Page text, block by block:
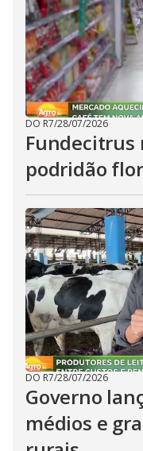
DO R7/28/07/2026
Fundecitrus
podridão
DO R7/28/07/2026
Governo
médios e